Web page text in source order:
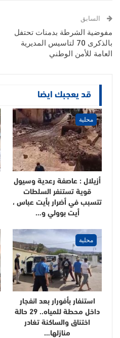
السابق
مفوضية الشرطة بدمنات تحتفل
بالذكرى 70 لتاسيس المديرية
العامة للأمن الوطني
قد يعجبك ايضا
محلية
أزيلال : عاصفة رعدية وسيول
قوية تستنفر السلطات
تتسبب في أضرار بأيت عباس ،
أيت بوولي و…
محلية
استنفار بأفورار بعد انفجار
داخل محطة للمياه.. 29 حالة
اختناق والساكنة تغادر
منازلها…